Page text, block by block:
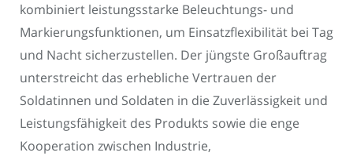
kombiniert leistungsstarke Beleuchtungs- und
Markierungsfunktionen, um Einsatzflexibilität bei Tag
und Nacht sicherzustellen. Der jüngste Großauftrag
unterstreicht das erhebliche Vertrauen der
Soldatinnen und Soldaten in die Zuverlässigkeit und
Leistungsfähigkeit des Produkts sowie die enge
Kooperation zwischen Industrie,